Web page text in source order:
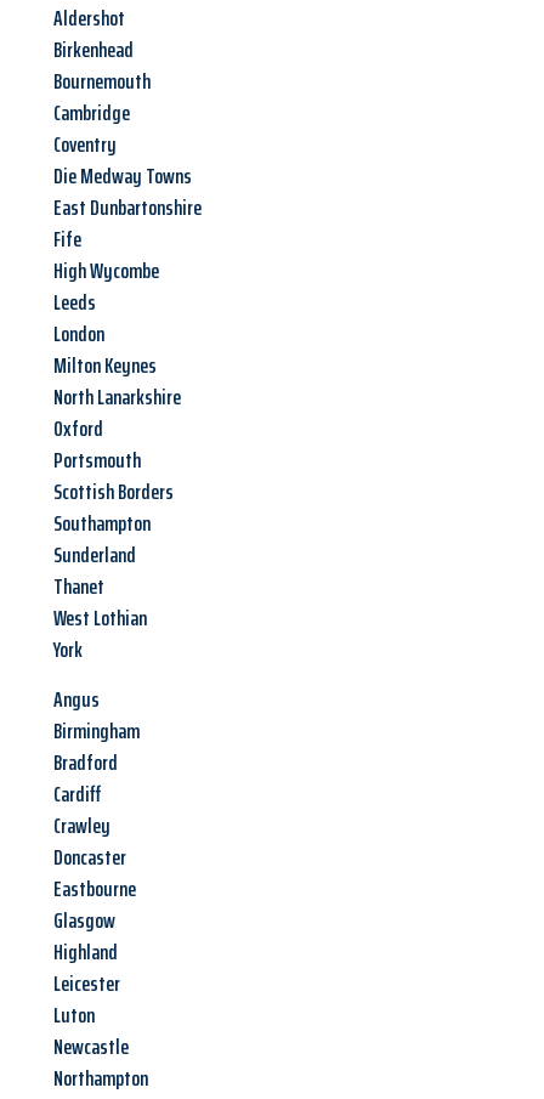
Aldershot
Birkenhead
Bournemouth
Cambridge
Coventry
Die Medway Towns
East Dunbartonshire
Fife
High Wycombe
Leeds
London
Milton Keynes
North Lanarkshire
Oxford
Portsmouth
Scottish Borders
Southampton
Sunderland
Thanet
West Lothian
York
Angus
Birmingham
Bradford
Cardiff
Crawley
Doncaster
Eastbourne
Glasgow
Highland
Leicester
Luton
Newcastle
Northampton